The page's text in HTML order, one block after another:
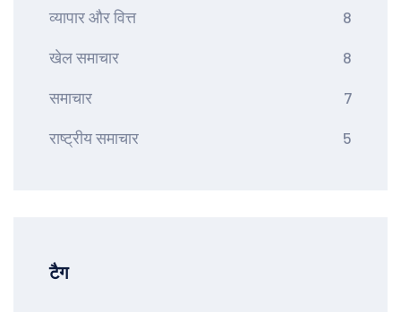
व्यापार और वित्त 8
खेल समाचार 8
समाचार 7
राष्ट्रीय समाचार 5
टैग